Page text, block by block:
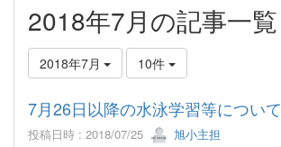
2018年7月の記事一覧
2018年7月 10件
7月26日以降の水泳学習等について
投稿日時 : 2018/07/25 旭小主担